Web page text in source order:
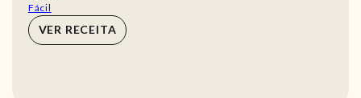
Fácil
VER RECEITA